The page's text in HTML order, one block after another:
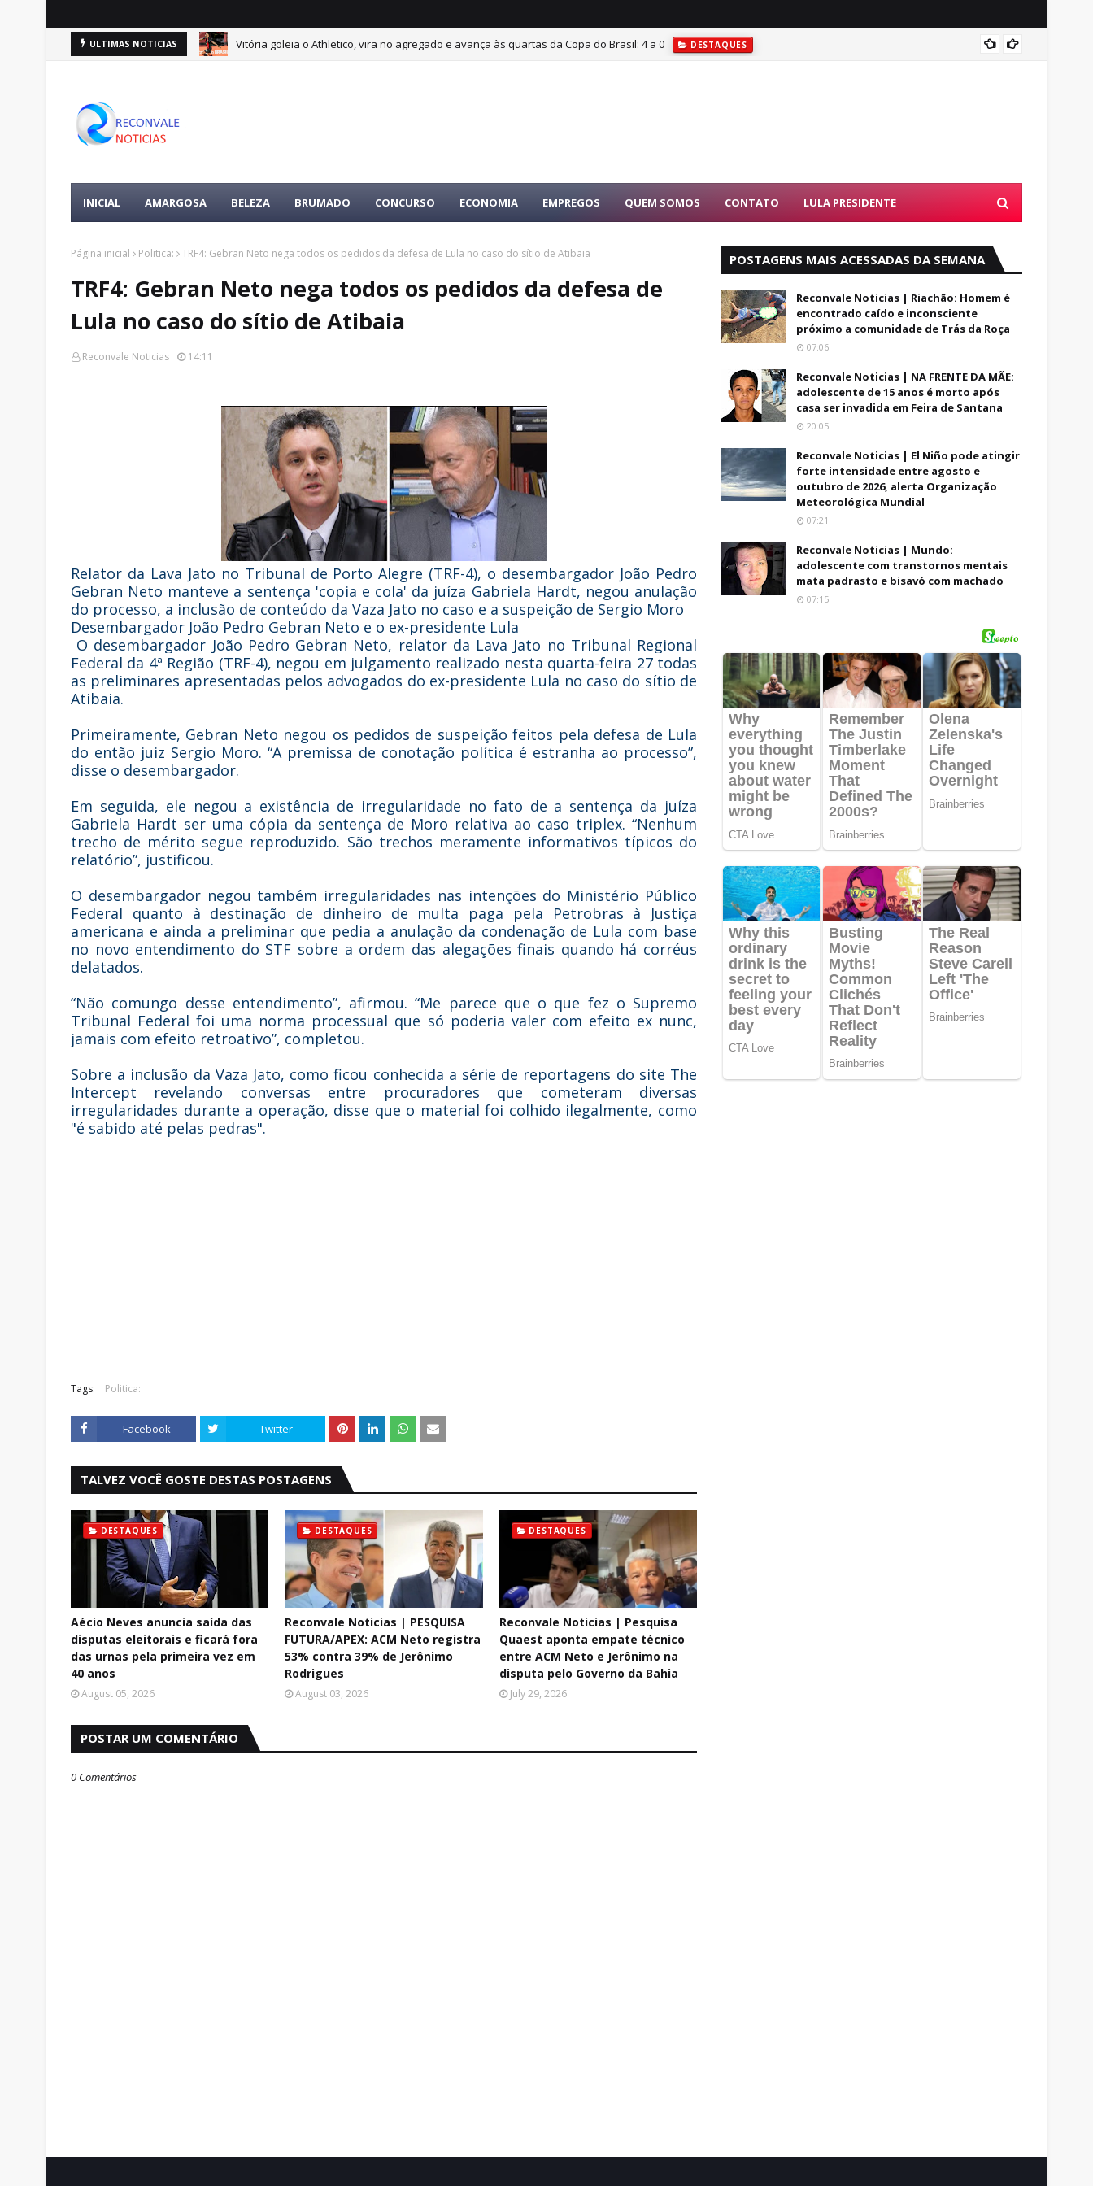
ULTIMAS NOTICIAS Vitória goleia o Athletico, vira no agregado e avança às quartas da Copa do Brasil: 4 a 0 DESTAQUES
INICIAL AMARGOSA BELEZA BRUMADO CONCURSO ECONOMIA EMPREGOS QUEM SOMOS CONTATO LULA PRESIDENTE
Página inicial Politica: TRF4: Gebran Neto nega todos os pedidos da defesa de Lula no caso do sítio de Atibaia
TRF4: Gebran Neto nega todos os pedidos da defesa de
Lula no caso do sítio de Atibaia
Reconvale Noticias 14:11
Relator da Lava Jato no Tribunal de Porto Alegre (TRF-4), o desembargador João Pedro
Gebran Neto manteve a sentença 'copia e cola' da juíza Gabriela Hardt, negou anulação
do processo, a inclusão de conteúdo da Vaza Jato no caso e a suspeição de Sergio Moro
Desembargador João Pedro Gebran Neto e o ex-presidente Lula
O desembargador João Pedro Gebran Neto, relator da Lava Jato no Tribunal Regional
Federal da 4ª Região (TRF-4), negou em julgamento realizado nesta quarta-feira 27 todas
as preliminares apresentadas pelos advogados do ex-presidente Lula no caso do sítio de
Atibaia.
Primeiramente, Gebran Neto negou os pedidos de suspeição feitos pela defesa de Lula
do então juiz Sergio Moro. “A premissa de conotação política é estranha ao processo”,
disse o desembargador.
Em seguida, ele negou a existência de irregularidade no fato de a sentença da juíza
Gabriela Hardt ser uma cópia da sentença de Moro relativa ao caso triplex. “Nenhum
trecho de mérito segue reproduzido. São trechos meramente informativos típicos do
relatório”, justificou.
O desembargador negou também irregularidades nas intenções do Ministério Público
Federal quanto à destinação de dinheiro de multa paga pela Petrobras à Justiça
americana e ainda a preliminar que pedia a anulação da condenação de Lula com base
no novo entendimento do STF sobre a ordem das alegações finais quando há corréus
delatados.
“Não comungo desse entendimento”, afirmou. “Me parece que o que fez o Supremo
Tribunal Federal foi uma norma processual que só poderia valer com efeito ex nunc,
jamais com efeito retroativo”, completou.
Sobre a inclusão da Vaza Jato, como ficou conhecida a série de reportagens do site The
Intercept revelando conversas entre procuradores que cometeram diversas
irregularidades durante a operação, disse que o material foi colhido ilegalmente, como
"é sabido até pelas pedras".
Tags: Politica:
Facebook Twitter
TALVEZ VOCÊ GOSTE DESTAS POSTAGENS
DESTAQUES
Aécio Neves anuncia saída das
disputas eleitorais e ficará fora
das urnas pela primeira vez em
40 anos
August 05, 2026
DESTAQUES
Reconvale Noticias | PESQUISA
FUTURA/APEX: ACM Neto registra
53% contra 39% de Jerônimo
Rodrigues
August 03, 2026
DESTAQUES
Reconvale Noticias | Pesquisa
Quaest aponta empate técnico
entre ACM Neto e Jerônimo na
disputa pelo Governo da Bahia
July 29, 2026
POSTAR UM COMENTÁRIO
0 Comentários
POSTAGENS MAIS ACESSADAS DA SEMANA
Reconvale Noticias | Riachão: Homem é
encontrado caído e inconsciente
próximo a comunidade de Trás da Roça
07:06
Reconvale Noticias | NA FRENTE DA MÃE:
adolescente de 15 anos é morto após
casa ser invadida em Feira de Santana
20:05
Reconvale Noticias | El Niño pode atingir
forte intensidade entre agosto e
outubro de 2026, alerta Organização
Meteorológica Mundial
07:21
Reconvale Noticias | Mundo:
adolescente com transtornos mentais
mata padrasto e bisavó com machado
07:15